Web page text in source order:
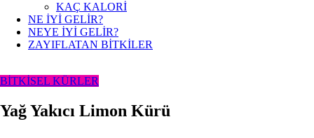
KAÇ KALORİ
NE İYİ GELİR?
NEYE İYİ GELİR?
ZAYIFLATAN BİTKİLER
BİTKİSEL KÜRLER
Yağ Yakıcı Limon Kürü